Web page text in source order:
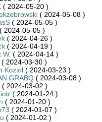
( 2024-05-20 )
( 2024-05-08 )
( 2024-05-05 )
( 2024-05-05 )
( 2024-04-26 )
( 2024-04-19 )
W. ( 2024-04-14 )
( 2024-03-30 )
Kozioł( 2024-03-23 )
GRABQ( 2024-03-08 )
( 2024-03-02 )
( 2024-01-24 )
( 2024-01-20 )
( 2024-01-07 )
( 2024-01-02 )